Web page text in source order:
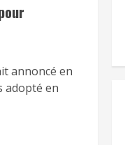
annoncé en
adopté en